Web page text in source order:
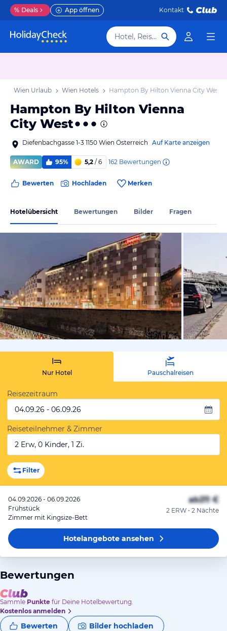
% Deals App öffnen Kontakt
Hotel, Reiseziel
Wien Urlaub Wien Hotels Hampton By Hilton Vienna City West
Hampton By Hilton Vienna
City West
Diefenbachgasse 1-3 1150 Wien Österreich Auf Karte anzeigen
AWARD 95% 5,2 / 6 162 Bewertungen
Bewerten Hochladen Merken
Hotelübersicht Bewertungen Bilder Fragen
von
Nur Hotel Pauschalreisen
Reisezeitraum
04.09.26 - 06.09.26
Reiseteilnehmer & Zimmer
2 Erw, 0 Kinder, 1 Zi.
Filter
04.09.2026 - 06.09.2026
Frühstück
Zimmer mit Kingsize-Bett
ab211 €
2 ERW • 2 Nächte
Hotelangeboteansehen
Bewertungen
Sammle Punkte für Deine Hotelbewertung.
Kostenlos anmelden
Bewerten Bilder hochladen